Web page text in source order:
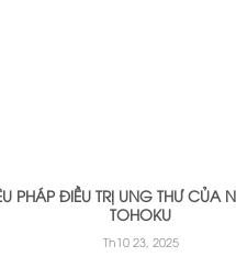
PHÁP ĐIỀU TRỊ UNG THƯ CỦA
TOHOKU
Th10 23, 2025